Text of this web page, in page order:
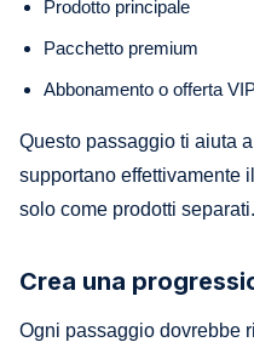
Prodotto principale
Pacchetto premium
Abbonamento o offerta
Questo passaggio ti aiuta
supportano effettivamente
solo come prodotti separati.
Crea una
Ogni passaggio dovrebbe